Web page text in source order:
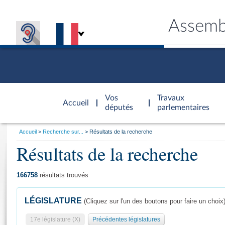
Accueil
d'accueil
Vos
députés
Travaux
parlementaires
Général
Vous
Accueil Recherche sur... Résultats de la recherche
Résultats de la recherche
166758 résultats trouvés
LÉGISLATURE (Cliquez sur l'un des boutons pour faire un choix)
17e législature (X) Précédentes législatures